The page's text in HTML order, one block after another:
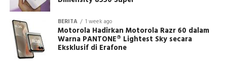
BERITA 1 week ago
Motorola Hadirkan Motorola Razr 60 dalam
Warna PANTONE® Lightest Sky secara
Eksklusif di Erafone